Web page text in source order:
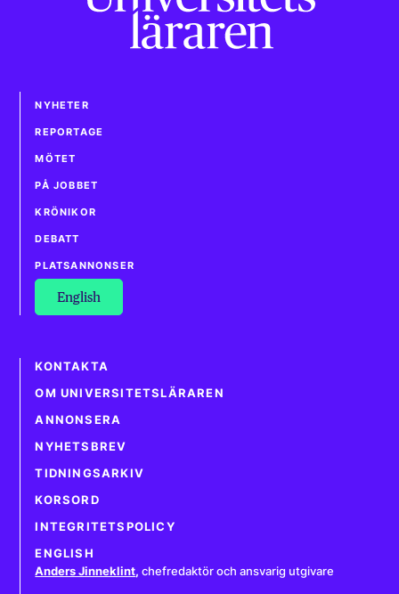
NYHETER
REPORTAGE
MÖTET
PÅ JOBBET
KRÖNIKOR
DEBATT
PLATSANNONSER
English
KONTAKTA
OM UNIVERSITETSLÄRAREN
ANNONSERA
NYHETSBREV
TIDNINGSARKIV
KORSORD
INTEGRITETSPOLICY
ENGLISH
Anders Jinneklint, chefredaktör och ansvarig utgivare